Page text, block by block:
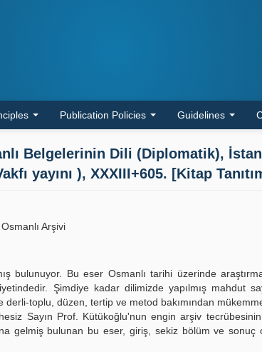
Publication Policies Guidelines
Belgelerinin Dili (Diplomatik),
yayını ), XXXIII+605. [Kitap
Arşivi
bulunuyor. Bu eser Osmanlı tarihi üzerinde
Şimdiye kadar dilimizde yapılmış mahdut
toplu, düzen, tertip ve metod bakımından
Sayın Prof. Kütükoğlu'nun engin arşiv
gelmiş bulunan bu eser, giriş, sekiz bölüm ve sonuç